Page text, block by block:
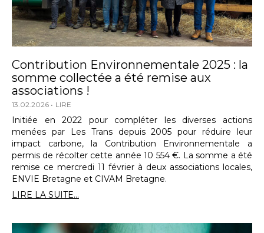
Contribution Environnementale 2025 : la
somme collectée a été remise aux
associations !
13.02.2026 LIRE
Initiée en 2022 pour compléter les diverses actions
menées par Les Trans depuis 2005 pour réduire leur
impact carbone, la Contribution Environnementale a
permis de récolter cette année 10 554 €. La somme a été
remise ce mercredi 11 février à deux associations locales,
ENVIE Bretagne et CIVAM Bretagne.
LIRE LA SUITE...